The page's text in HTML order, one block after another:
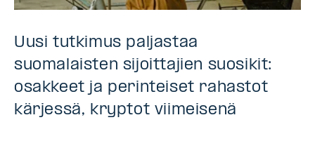
Uusi tutkimus paljastaa
suomalaisten sijoittajien suosikit:
osakkeet ja perinteiset rahastot
kärjessä, kryptot viimeisenä